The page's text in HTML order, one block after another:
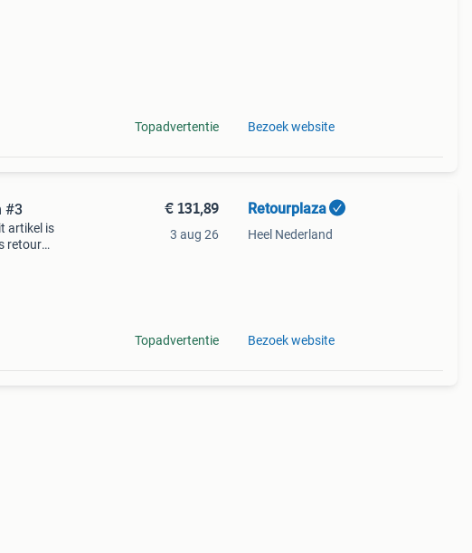
Topadvertentie Bezoek website
#3
artikel is
retour
€ 131,89
3 aug 26
Topadvertentie
Retourplaza
Heel Nederland
Bezoek website